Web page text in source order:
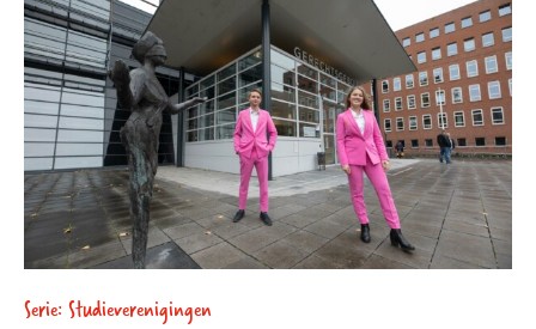
Serie: Studieverenigingen